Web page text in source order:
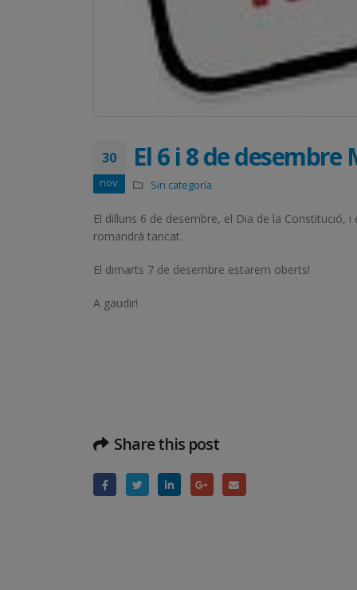
30
nov.
El 6 i 8 de
Sin categoría
El dilluns 6 de desembre, el Dia de la Constitució,
romandrà tancat.
El dimarts 7 de desembre estarem oberts!
A gaudir!
Share this post